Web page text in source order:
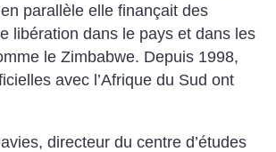
parallèle elle finançait des
libération dans le pays et dans les
le Zimbabwe. Depuis 1998,
avec l’Afrique du Sud ont
directeur du centre d’études